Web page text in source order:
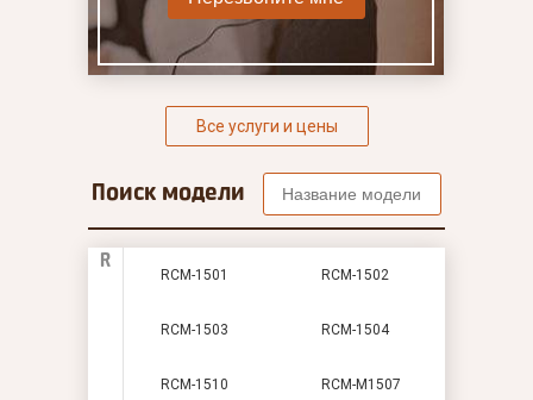
Все услуги и цены
Поиск модели
R
RCM-1501 RCM-1502
RCM-1503 RCM-1504
RCM-1510 RСM-M1507